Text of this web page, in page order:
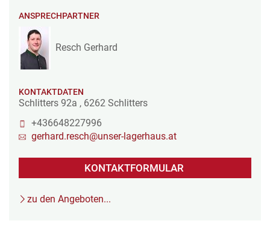
ANSPRECHPARTNER
Resch Gerhard
KONTAKTDATEN
Schlitters 92a , 6262 Schlitters
+436648227996
gerhard.resch@unser-lagerhaus.at
KONTAKTFORMULAR
zu den Angeboten...